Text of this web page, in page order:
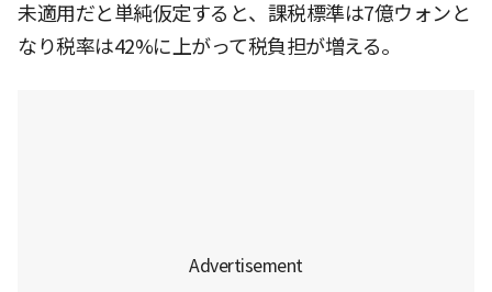
未適用だと単純仮定すると、課税標準は7億ウォンと
なり税率は42%に上がって税負担が増える。